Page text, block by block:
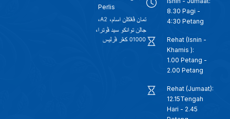
Perlis
8.30 Pagi -
4:30 Petang
Rehat (Isnin -
Khamis ):
1.00 Petang -
2.00 Petang
Rehat (Jumaat):
12.15Tengah
Hari - 2.45